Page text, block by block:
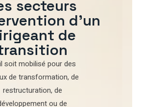
secteurs
d'un
de
soit mobilisé pourdes
de transformation, de
restructuration, de
ou de